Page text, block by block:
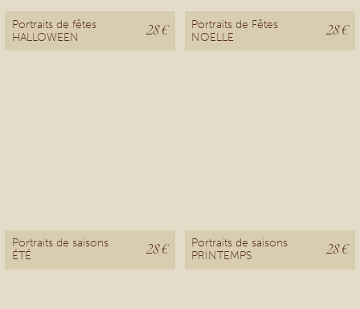
Portraits de fêtes
HALLOWEEN
28 €
Portraits de Fêtes
NOELLE
28 €
Portraits de saisons
ÉTÉ
28 €
Portraits de saisons
PRINTEMPS
28 €